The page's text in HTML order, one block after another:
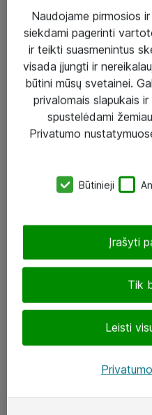
Sprendimai ir
Paslaugos
Sprendimai
Įgyvendinti projektai
Atea ekspertų patarimai
UAB „ATEA“
J. Rutkausko g. 6, Vilnius
Atea kontaktai
Aplankykite mus
Naudojame pirmosios
siekdami pagerinti
ir teikti suasmenintus
visada įjungti ir
būtini mūsų svetainei.
privalomais slapukais
spustelėdami
Privatumo
Būtinieji
Tik
Leisti
Įrašyti